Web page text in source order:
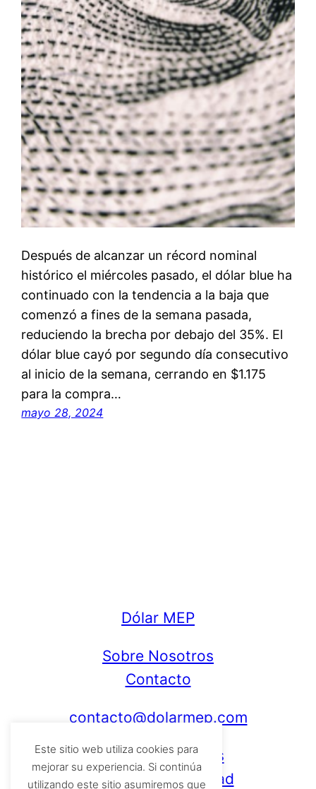
Después de alcanzar un récord nominal
histórico el miércoles pasado, el dólar blue ha
continuado con la tendencia a la baja que
comenzó a fines de la semana pasada,
reduciendo la brecha por debajo del 35%. El
dólar blue cayó por segundo día consecutivo
al inicio de la semana, cerrando en $1.175
para la compra…
mayo 28, 2024
Dólar MEP
Sobre Nosotros
Contacto
contacto@dolarmep.com
Política de cookies
Política de privacidad
Este sitio web utiliza cookies para
mejorar su experiencia. Si continúa
utilizando este sitio asumiremos que